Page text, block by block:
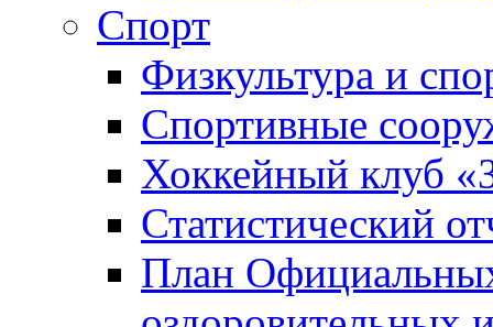
Спорт
Физкультура и
Спортивные
Хоккейный клуб
Статистический
План